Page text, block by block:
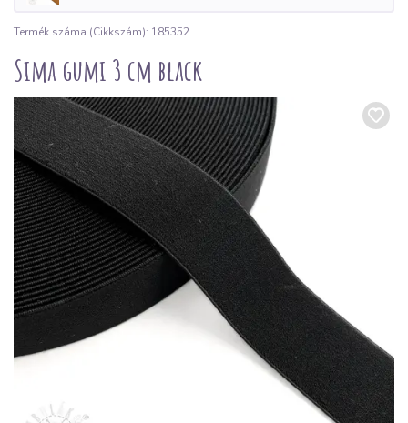
Termék száma (Cikkszám): 185352
Sima gumi 3 cm black